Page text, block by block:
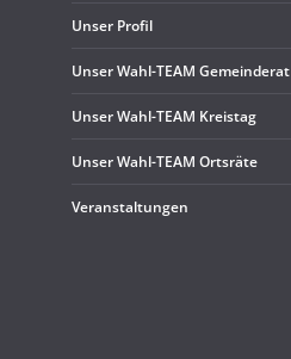
Unser Pro­fil
Unser Wahl-TEAM Gemeinderat
Unser Wahl-TEAM Kreistag
Unser Wahl-TEAM Ortsräte
Ver­an­stal­tun­gen